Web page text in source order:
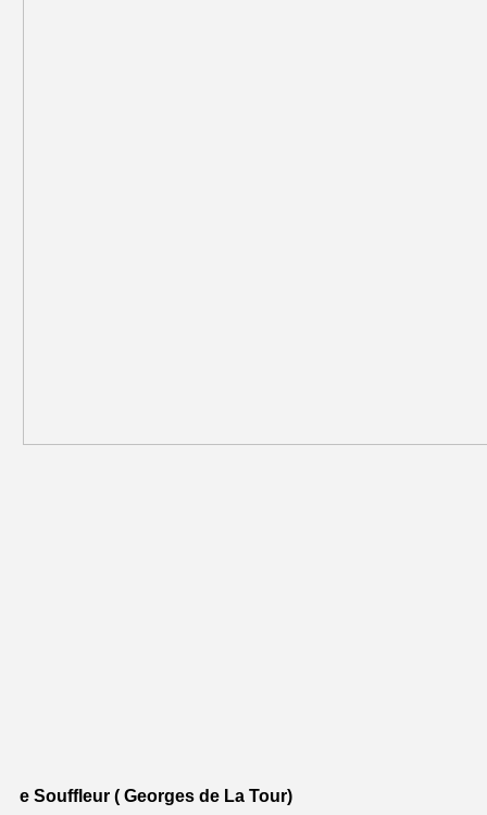
e Souffleur ( Georges de La Tour)